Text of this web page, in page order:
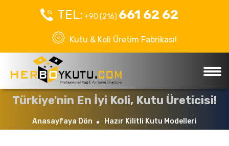
TEL: +90 (216) 661 62 62
Kutu & Koli Üretim Fabrikası!
Türkiye'nin En İyi Koli, Kutu Üreticisi!
Anasayfaya Dön Hazır Kilitli Kutu Modelleri